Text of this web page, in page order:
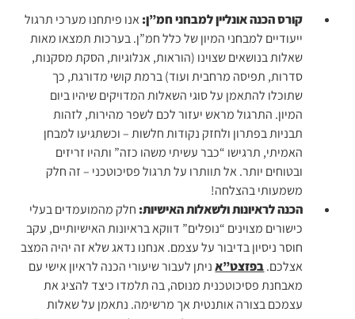
קורס הכנה אונליין למבחני חמ”ן: אנו פיתחנו מערכי תרגול
ייעודיים למבחני המיון של כלל חמ”ן. בערכות תמצאו מאות
שאלות בנושאים שצוינו (הוראות, אנלוגיות, הסקת מסקנות,
סדרות, תפיסה מרחבית ועוד) ברמת קושי מדורגת, כך
שתוכלו להתאמן על סוגי השאלות המדויקים שיהיו ביום
המיון. התרגול מראש יעזור לכם לשפר מהירות, לזהות
תבניות בפתרון ולחזק נקודות חלשות – וכשתגיעו למבחן
האמיתי, תרגישו “כבר עשיתי משהו כזה” ותהיו זריזים
ובטוחים יותר. אל תוותרו על תרגול פסיכוטכני – זה חלק
משמעותי בהצלחה!
הכנה לראיונות ולשאלות האישיות: חלק מהמועמדים בעלי
כישורים מצוינים “נופלים” דווקא בראיונות האישיותיים, עקב
חוסר ניסיון בדיבור על עצמם. אנחנו נדאג שלא זה יהיה המצב
אצלכם.בפזצט”אניתן לעבור שיעורי הכנה לראיון אישי עם
מאבחנת פסיכוטכנית מנוסה, בה תלמדו כיצד להציג את
עצמכם בצורה אותנטית אך מרשימה. נתאמן על שאלות